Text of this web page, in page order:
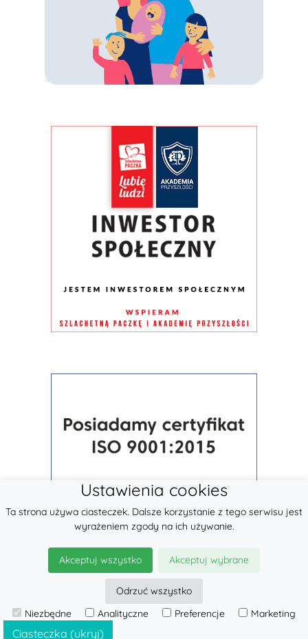
© 2026LennyLamb sp. z o.o.
Ciasteczka (ukryj)
Ustawienia cookies
Ta strona używa ciasteczek. Dalsze korzystanie z tego serwisu jest
wyrażeniem zgody na ich używanie.
Akceptuj wszystko Akceptuj wybrane
Odrzuć wszystko
Niezbędne
Analityczne Preferencje Marketing